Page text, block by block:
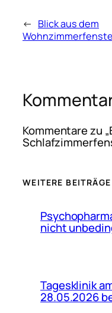
← Blick aus dem
Kommentare zu
WEITERE BEITRÄGE
nicht
Tagesklinik
28.05.2026